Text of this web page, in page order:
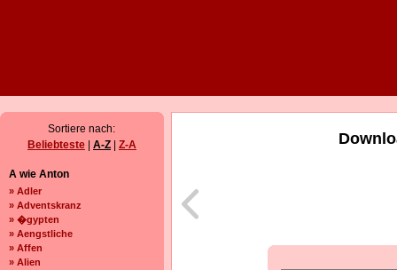
Sortiere nach:
Beliebteste
A-Z Z-A
A wie Anton
» Adler
» Adventskranz
» �gypten
» Aengstliche
» Affen
» Alien